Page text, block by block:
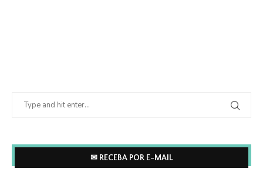
✉ RECEBA POR E-MAIL